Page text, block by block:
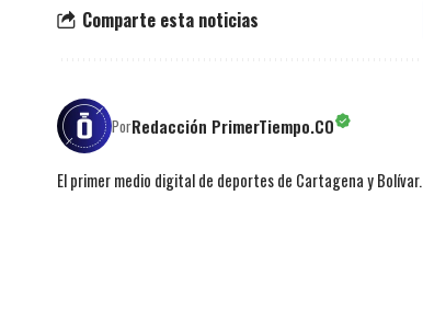
Comparte esta noticias
PorRedacción PrimerTiempo.CO
El primer medio digital de deportes de Cartagena y Bolívar.